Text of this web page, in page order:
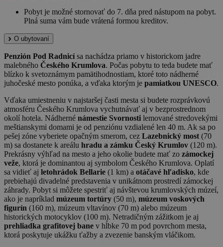
Pobyt je možné stornovať do 7. dňa pred nástupom na pobyt.
Plná suma vám bude vrátená formou kreditov.
O ubytovaní
Penzión Pod Radnicísa nachádza priamo v historickom jadre
malebného Českého Krumlova. Počas pobytu to teda budete mať
blízko k svetoznámym pamätihodnostiam, ktoré toto nádherné
juhočeské mesto ponúka, a vďaka ktorým je pamiatkou UNESCO.
Vďaka umiestneniu v najstaršej časti mesta si budete rozprávkovú
atmosféru Českého Krumlova vychutnávať aj v bezprostrednom
okolí hotela. Nádherné námestie Svornosti lemované stredovekými
meštianskymi domami je od penziónu vzdialené len 40 m. Ak sa po
pešej zóne vyberiete opačným smerom, cez Lazebnický most (70
m) sa dostanete k areálu hradu a zámku Český Krumlov (120 m).
Prekrásny výhľad na mesto a jeho okolie budete mať zo zámockej
veže, ktorá je dominantou aj symbolom Českého Krumlova. Oplatí
sa vidieť aj letohrádok Bellarie (1 km) a otáčavé hľadisko, kde
prebiehajú divadelné predstavenia v unikátnom prostredí zámockej
záhrady. Pobyt si môžete spestriť aj návštevou krumlovských múzeí,
ako je napríklad múzeum tortúry (50 m), múzeum voskových
figurín (160 m), múzeum vltavínov (70 m) alebo múzeum
historických motocyklov (100 m). Netradičným zážitkom je aj
prehliadka grafitovej bane v hĺbke 70 m pod povrchom mesta,
ktorá poskytuje ukážku ťažby a zvezenie banským vláčikom.